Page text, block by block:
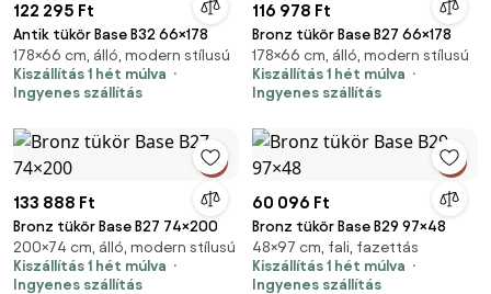
122 295 Ft
Antik tükör Base B32 66×178
178×66 cm, álló, modern stílusú
Kiszállítás 1 hét múlva
Ingyenes szállítás
116 978 Ft
Bronz tükör Base B27 66×178
178×66 cm, álló, modern stílusú
Kiszállítás 1 hét múlva
Ingyenes szállítás
133 888 Ft
Bronz tükör Base B27 74×200
200×74 cm, álló, modern stílusú
Kiszállítás 1 hét múlva
Ingyenes szállítás
60 096 Ft
Bronz tükör Base B29 97×48
48×97 cm, fali, fazettás
Kiszállítás 1 hét múlva
Ingyenes szállítás